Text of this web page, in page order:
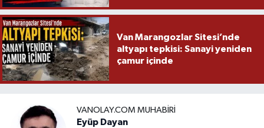
Van Marangozlar Sitesi’nde
altyapı tepkisi: Sanayi yeniden
çamur içinde
VANOLAY.COM MUHABIRI
Eyüp Dayan